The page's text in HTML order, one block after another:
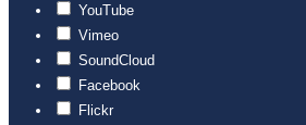
YouTube
Vimeo
SoundCloud
Facebook
Flickr